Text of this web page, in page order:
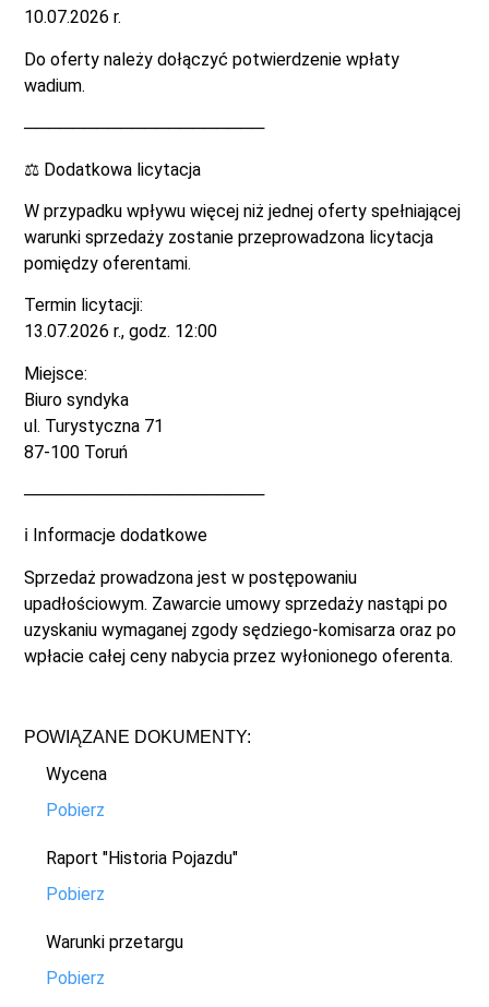
10.07.2026 r.
Do oferty należy dołączyć potwierdzenie wpłaty
wadium.
────────────────────
⚖️ Dodatkowa licytacja
W przypadku wpływu więcej niż jednej oferty spełniającej
warunki sprzedaży zostanie przeprowadzona licytacja
pomiędzy oferentami.
Termin licytacji:
13.07.2026 r., godz. 12:00
Miejsce:
Biuro syndyka
ul. Turystyczna 71
87-100 Toruń
────────────────────
ℹ️ Informacje dodatkowe
Sprzedaż prowadzona jest w postępowaniu
upadłościowym. Zawarcie umowy sprzedaży nastąpi po
uzyskaniu wymaganej zgody sędziego-komisarza oraz po
wpłacie całej ceny nabycia przez wyłonionego oferenta.
POWIĄZANE DOKUMENTY:
Wycena
Pobierz
Raport "Historia Pojazdu"
Pobierz
Warunki przetargu
Pobierz